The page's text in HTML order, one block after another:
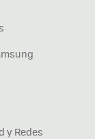
y Redes